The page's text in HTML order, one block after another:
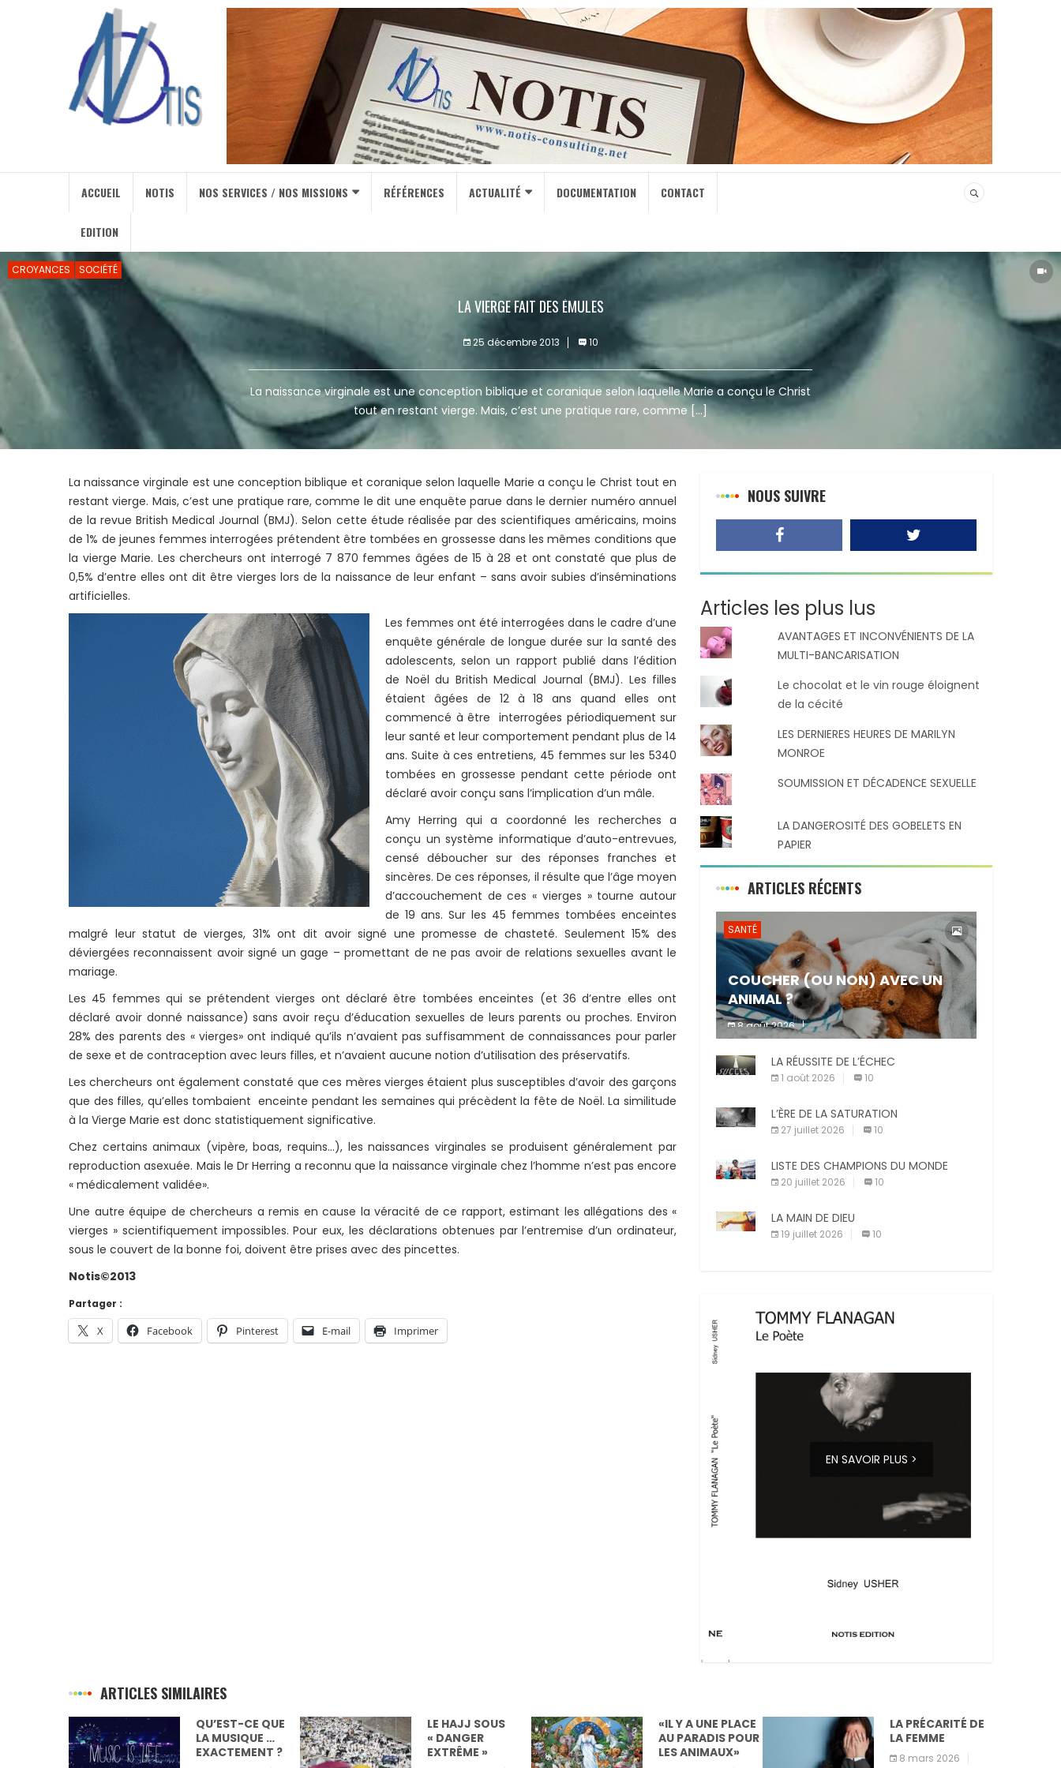
ACCUEIL NOTIS NOS SERVICES / NOS MISSIONS RÉFÉRENCES ACTUALITÉ DOCUMENTATION CONTACT
EDITION
CROYANCES SOCIÉTÉ
LA VIERGE FAIT DES ÉMULES
25 décembre 2013 10
La naissance virginale est une conception biblique et coranique selon laquelle Marie a conçu le Christ
tout en restant vierge. Mais, c’est une pratique rare, comme […]
La naissance virginale est une conception biblique et coranique selon laquelle Marie a conçu le Christ tout en
restant vierge. Mais, c’est une pratique rare, comme le dit une enquête parue dans le dernier numéro annuel
de la revue British Medical Journal (BMJ). Selon cette étude réalisée par des scientifiques américains, moins
de 1% de jeunes femmes interrogées prétendent être tombées en grossesse dans les mêmes conditions que
la vierge Marie. Les chercheurs ont interrogé 7 870 femmes âgées de 15 à 28 et ont constaté que plus de
0,5% d’entre elles ont dit être vierges lors de la naissance de leur enfant – sans avoir subies d’inséminations
artificielles.
Les femmes ont été interrogées dans le cadre d’une
enquête générale de longue durée sur la santé des
adolescents, selon un rapport publié dans l’édition
de Noël du British Medical Journal (BMJ). Les filles
étaient âgées de 12 à 18 ans quand elles ont
commencé à être interrogées périodiquement sur
leur santé et leur comportement pendant plus de 14
ans. Suite à ces entretiens, 45 femmes sur les 5340
tombées en grossesse pendant cette période ont
déclaré avoir conçu sans l’implication d’un mâle.
Amy Herring qui a coordonné les recherches a
conçu un système informatique d’auto-entrevues,
censé déboucher sur des réponses franches et
sincères. De ces réponses, il résulte que l’âge moyen
d’accouchement de ces « vierges » tourne autour
de 19 ans. Sur les 45 femmes tombées enceintes
malgré leur statut de vierges, 31% ont dit avoir signé une promesse de chasteté. Seulement 15% des
déviergées reconnaissent avoir signé un gage – promettant de ne pas avoir de relations sexuelles avant le
mariage.
Les 45 femmes qui se prétendent vierges ont déclaré être tombées enceintes (et 36 d’entre elles ont
déclaré avoir donné naissance) sans avoir reçu d’éducation sexuelles de leurs parents ou proches. Environ
28% des parents des « vierges» ont indiqué qu’ils n’avaient pas suffisamment de connaissances pour parler
de sexe et de contraception avec leurs filles, et n’avaient aucune notion d’utilisation des préservatifs.
Les chercheurs ont également constaté que ces mères vierges étaient plus susceptibles d’avoir des garçons
que des filles, qu’elles tombaient enceinte pendant les semaines qui précèdent la fête de Noël. La similitude
à la Vierge Marie est donc statistiquement significative.
Chez certains animaux (vipère, boas, requins…), les naissances virginales se produisent généralement par
reproduction asexuée. Mais le Dr Herring a reconnu que la naissance virginale chez l’homme n’est pas encore
« médicalement validée».
Une autre équipe de chercheurs a remis en cause la véracité de ce rapport, estimant les allégations des «
vierges » scientifiquement impossibles. Pour eux, les déclarations obtenues par l’entremise d’un ordinateur,
sous le couvert de la bonne foi, doivent être prises avec des pincettes.
Notis©2013
Partager :
X Facebook Pinterest E-mail Imprimer
NOUS SUIVRE
Articles les plus lus
AVANTAGES ET INCONVÉNIENTS DE LA
MULTI-BANCARISATION
Le chocolat et le vin rouge éloignent
de la cécité
LES DERNIERES HEURES DE MARILYN
MONROE
SOUMISSION ET DÉCADENCE SEXUELLE
LA DANGEROSITÉ DES GOBELETS EN
PAPIER
ARTICLES RÉCENTS
SANTÉ
COUCHER (OU NON) AVEC UN
ANIMAL ?
8 août 2026
compagnie est un sujet très controversé.
Les adeptes affirment que la présence de
Partager :
Facebook
E-mail Imprimer
LA RÉUSSITE DE L’ÉCHEC
1 août 2026 10
L’ÈRE DE LA SATURATION
27 juillet 2026 10
LISTE DES CHAMPIONS DU MONDE
20 juillet 2026 10
LA MAIN DE DIEU
19 juillet 2026 10
EN SAVOIR PLUS >
ARTICLES SIMILAIRES
QU’EST-CE QUE
LA MUSIQUE …
EXACTEMENT ?
LE HAJJ SOUS
« DANGER
EXTRÊME »
«IL Y A UNE PLACE
AU PARADIS POUR
LES ANIMAUX»
LA PRÉCARITÉ DE
LA FEMME
8 mars 2026